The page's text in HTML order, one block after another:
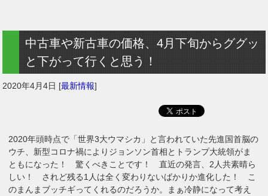
中古車や新古車の価格、4月下旬からググッ
と下がって行くと思う！
2020年4月4日 [最新情報]
2020年頭時点で「世界3大ウマシカ」と言われていた先進国首脳の
ウチ、新型コロナ禍によりジョンソン首相とトランプ大統領がま
ともになった！ 驚くべきことです！ 直近の発言、2人共素晴ら
しい！ されど残る1人は全く変わりないばかりか進化した！ こ
のまんまブッチギってくれるのだろうか。まぁ冷静になって考え